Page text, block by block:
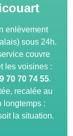
enlèvement
sous 24h.
couvre
les voisines :
70 70 74 55.
recalée au
longtemps :
la situation.